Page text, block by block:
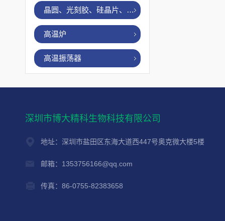
晶圆、光刻胶、硅晶片、烤胶机
高温炉
高温振荡器
深圳市博大精科生物科技有限公司
地址：深圳市盐田区东海大道西447号奥克微大楼5楼
邮箱：1353756166@qq.com
传真：86-0755-82383658